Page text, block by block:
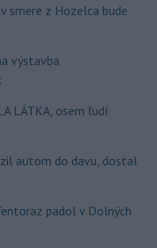
smere z Hozelca bude
výstavba
LÁTKA, osem ľudí
autom do davu, dostal
padol v Dolných